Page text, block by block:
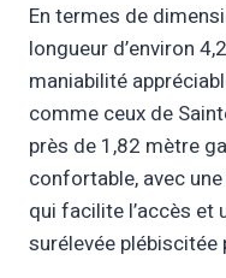
En termes de
longueur d’environ
maniabilité
comme ceux de
près de 1,82 mètre
confortable, avec
qui facilite l’accès et
surélevée